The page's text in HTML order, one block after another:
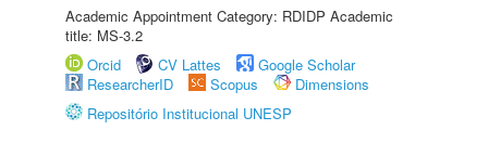
Academic Appointment Category: RDIDP Academic
title: MS-3.2
Orcid
CV Lattes
Google Scholar
ResearcherID
Scopus
Dimensions
Repositório Institucional UNESP